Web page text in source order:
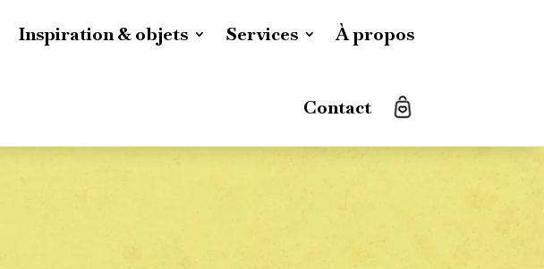
Inspiration & objets Services À propos
Contact